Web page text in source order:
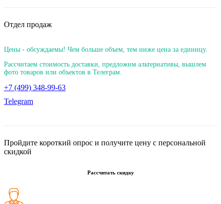
Отдел продаж
Цены - обсуждаемы! Чем больше объем, тем ниже цена за единицу.
Рассчитаем стоимость доставки, предложим альтернативы, вышлем
фото товаров или объектов в Телеграм.
+7 (499) 348-99-63
Telegram
Пройдите короткий опрос и получите цену с персональной
скидкой
Рассчитать скидку